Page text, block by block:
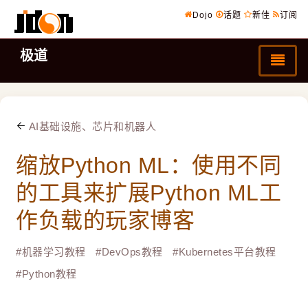
Dojo 话题 新佳 订阅
极道
AI基础设施、芯片和机器人
缩放Python ML：使用不同
的工具来扩展Python ML工
作负载的玩家博客
#机器学习教程 #DevOps教程 #Kubernetes平台教程
#Python教程